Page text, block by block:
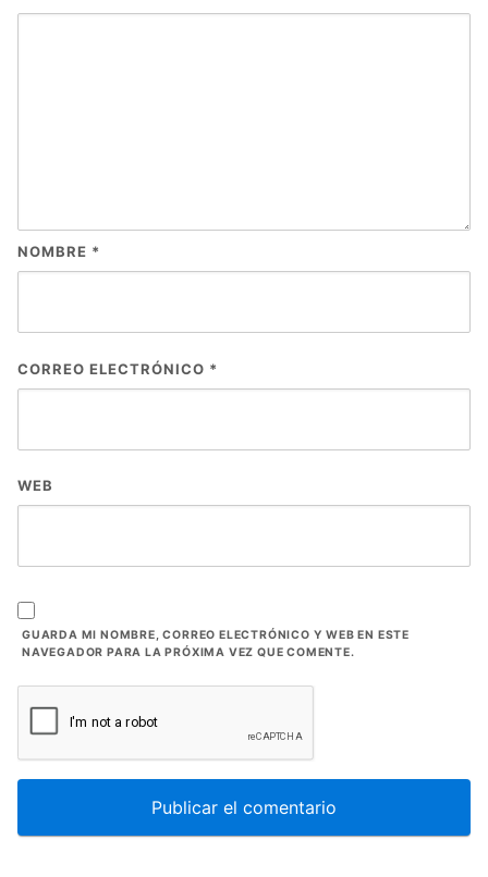
NOMBRE *
CORREO ELECTRÓNICO *
WEB
GUARDA MI NOMBRE, CORREO ELECTRÓNICO Y WEB EN ESTE
NAVEGADOR PARA LA PRÓXIMA VEZ QUE COMENTE.